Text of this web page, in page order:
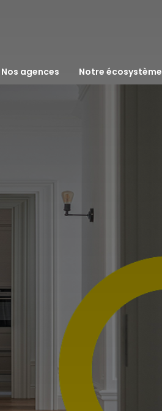
nos agences notre écosystème
assurance